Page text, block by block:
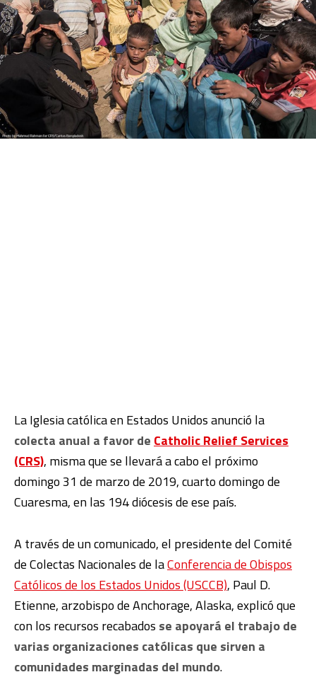
La Iglesia católica en Estados Unidos anunció la
colecta anual a favor de Catholic Relief Services
(CRS), misma que se llevará a cabo el próximo
domingo 31 de marzo de 2019, cuarto domingo de
Cuaresma, en las 194 diócesis de ese país.
A través de un comunicado, el presidente del Comité
de Colectas Nacionales de laConferencia de Obispos
Católicos de los Estados Unidos (USCCB), Paul D.
Etienne, arzobispo de Anchorage, Alaska, explicó que
con los recursos recabados se apoyará el trabajo de
varias organizaciones católicas que sirven a
comunidades marginadas del mundo.